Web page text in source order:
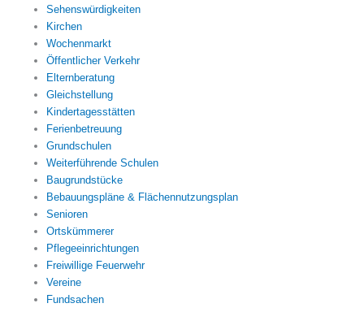
Sehenswürdigkeiten
Kirchen
Wochenmarkt
Öffentlicher Verkehr
Elternberatung
Gleichstellung
Kindertagesstätten
Ferienbetreuung
Grundschulen
Weiterführende Schulen
Baugrundstücke
Bebauungspläne & Flächennutzungsplan
Senioren
Ortskümmerer
Pflegeeinrichtungen
Freiwillige Feuerwehr
Vereine
Fundsachen